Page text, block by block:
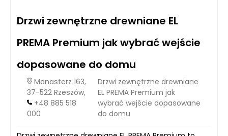
Drzwi zewnętrzne drewniane EL
PREMA Premium jak wybrać wejście
dopasowane do domu
Manasterz 163,
37-522 Rzeszów,
+48 885 518
000
Drzwi zewnętrzne drewniane
EL PREMA Premium jak
wybrać wejście dopasowane
do domu